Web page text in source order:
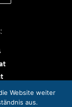
Website weiter
aus.